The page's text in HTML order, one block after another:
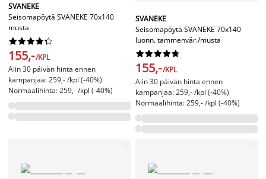
SVANEKE
Seisomapöytä SVANEKE 70x140
musta






155,-/KPL
Alin 30 päivän hinta ennen
kampanjaa: 259,- /kpl (-40%)
Normaalihinta: 259,- /kpl (-40%)
SVANEKE
Seisomapöytä SVANEKE 70x140
luonn. tammenvär./musta






155,-/KPL
Alin 30 päivän hinta ennen
kampanjaa: 259,- /kpl (-40%)
Normaalihinta: 259,- /kpl (-40%)